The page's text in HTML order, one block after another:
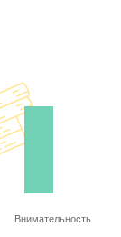
Внимательность